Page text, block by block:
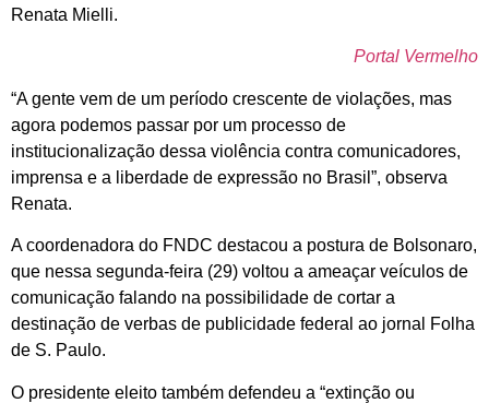
Renata Mielli.
Portal Vermelho
“A gente vem de um período crescente de violações, mas
agora podemos passar por um processo de
institucionalização dessa violência contra comunicadores,
imprensa e a liberdade de expressão no Brasil”, observa
Renata.
A coordenadora do FNDC destacou a postura de Bolsonaro,
que nessa segunda-feira (29) voltou a ameaçar veículos de
comunicação falando na possibilidade de cortar a
destinação de verbas de publicidade federal ao jornal Folha
de S. Paulo.
O presidente eleito também defendeu a “extinção ou